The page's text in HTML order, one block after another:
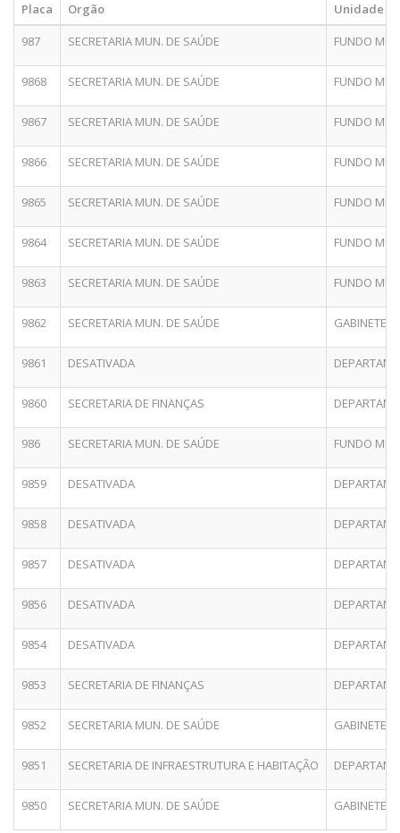
Placa Orgão
Unidade
987
SECRETARIA MUN. DE SAÚDE FUNDO
9868 SECRETARIA MUN. DE SAÚDE FUNDO
9867 SECRETARIA MUN. DE SAÚDE FUNDO
9866 SECRETARIA MUN. DE SAÚDE FUNDO
9865 SECRETARIA MUN. DE SAÚDE FUNDO
9864 SECRETARIA MUN. DE SAÚDE FUNDO
9863 SECRETARIA MUN. DE SAÚDE FUNDO
9862 SECRETARIA MUN. DE SAÚDE GABINETE
9861 DESATIVADA
9860 SECRETARIA DE FINANÇAS
986 SECRETARIA MUN. DE SAÚDE FUNDO
9859 DESATIVADA
9858 DESATIVADA
9857 DESATIVADA
9856 DESATIVADA
9854 DESATIVADA
9853 SECRETARIA DE FINANÇAS
9852 SECRETARIA MUN. DE SAÚDE GABINETE
9851 SECRETARIA DE INFRAESTRUTURA E HABITAÇÃO
9850 SECRETARIA MUN. DE SAÚDE GABINETE